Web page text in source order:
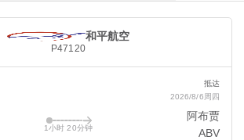
和平航空
P47120
1小时 20分钟
抵达
2026/8/6周四
阿布贾
ABV